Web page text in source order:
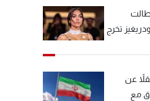
طالت
تخرج
عن
مع